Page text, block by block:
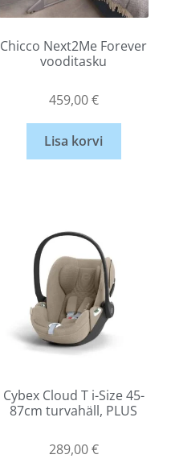
Chicco Next2Me Forever
vooditasku
459,00€
Lisa korvi
Cybex Cloud T i-Size 45-
87cm turvahäll, PLUS
289,00€